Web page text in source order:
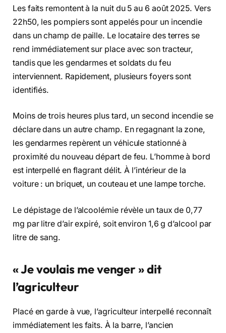
Les faits remontent à la nuit du 5 au 6 août 2025. Vers
22h50, les pompiers sont appelés pour un incendie
dans un champ de paille. Le locataire des terres se
rend immédiatement sur place avec son tracteur,
tandis que les gendarmes et soldats du feu
interviennent. Rapidement, plusieurs foyers sont
identifiés.
Moins de trois heures plus tard, un second incendie se
déclare dans un autre champ. En regagnant la zone,
les gendarmes repèrent un véhicule stationné à
proximité du nouveau départ de feu. L’homme à bord
est interpellé en flagrant délit. À l’intérieur de la
voiture : un briquet, un couteau et une lampe torche.
Le dépistage de l’alcoolémie révèle un taux de 0,77
mg par litre d’air expiré, soit environ 1,6 g d’alcool par
litre de sang.
« Je voulais me venger » dit
l’agriculteur
Placé en garde à vue, l’agriculteur interpellé reconnaît
immédiatement les faits. À la barre, l’ancien